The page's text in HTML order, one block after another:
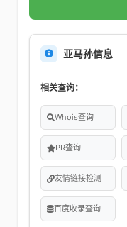
亚马孙信息
相关查询：
Whois查询
PR查询
友情链接检测
百度收录查询